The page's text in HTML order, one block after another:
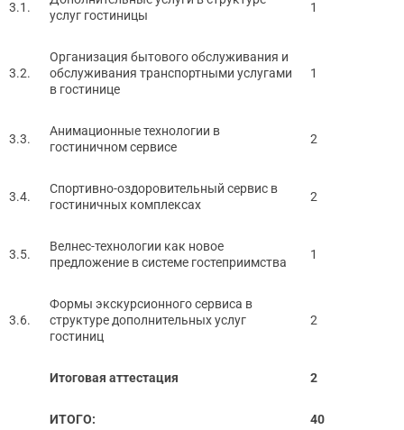
3.1.
услуг гостиницы
1
3.2.
Организация бытового обслуживания и
обслуживания транспортными услугами
в гостинице
1
3.3.
Анимационные технологии в
гостиничном сервисе
2
3.4.
Спортивно-оздоровительный сервис в
гостиничных комплексах
2
3.5.
Велнес-технологии как новое
предложение в системе гостеприимства
1
3.6.
Формы экскурсионного сервиса в
структуре дополнительных услуг
гостиниц
2
Итоговая аттестация 2
ИТОГО: 40